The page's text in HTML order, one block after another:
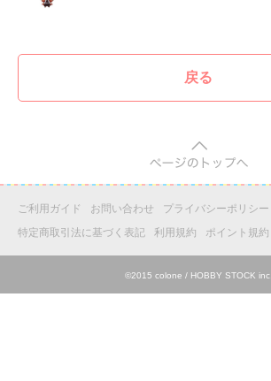
戻る
ご利用ガイド お問い合わせ
プライバシーポリシー
特定商取引法に基づく表記
利用規約 ポイント規約
©2015 colone / HOBBY STOCK inc.